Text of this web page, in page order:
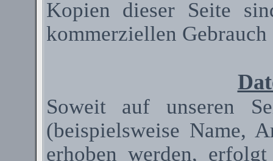
Kopien dieser Seite
kommerziellen Gebrauch
Soweit auf unseren
(beispielsweise Name,
erhoben werden,